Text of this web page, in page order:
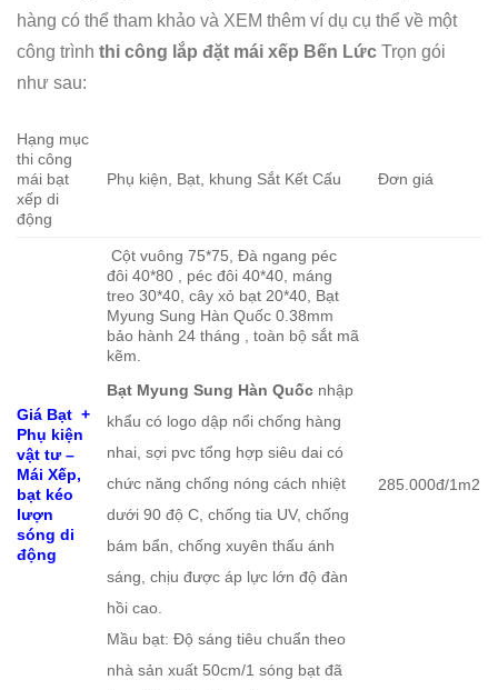
hàng có thể tham khảo và XEM thêm ví dụ cụ thể về một
công trình thi công lắp đặt mái xếp Bến Lức Trọn gói
như sau:
Hạng mục
thi công
mái bạt
xếp di
động
Phụ kiện, Bạt, khung Sắt Kết Cấu Đơn giá
Giá Bạt +
Phụ kiện
vật tư –
Mái Xếp,
bạt kéo
lượn
sóng di
động
Cột vuông 75*75, Đà ngang péc
đôi 40*80 , péc đôi 40*40, máng
treo 30*40, cây xỏ bạt 20*40, Bạt
Myung Sung Hàn Quốc 0.38mm
bảo hành 24 tháng , toàn bộ sắt mã
kẽm.
Bạt Myung Sung Hàn Quốc nhập
khẩu có logo dập nổi chống hàng
nhai, sợi pvc tổng hợp siêu dai có
chức năng chống nóng cách nhiệt
dưới 90 độ C, chống tia UV, chống
bám bẩn, chống xuyên thấu ánh
sáng, chịu được áp lực lớn độ đàn
hồi cao.
Mầu bạt: Độ sáng tiêu chuẩn theo
nhà sản xuất 50cm/1 sóng bạt đã
285.000đ/1m2